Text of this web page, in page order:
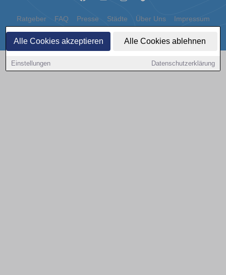
Alle Cookies akzeptieren Alle Cookies ablehnen
Einstellungen Datenschutzerklärung
Ratgeber FAQ Presse Städte Über Uns Impressum
Datenschutz Cookies
Copyright © 2000 - 2026 | 1A Infosysteme GmbH | Content by: 1a-sites-autos